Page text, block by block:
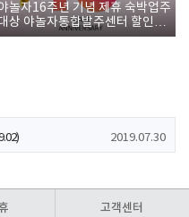
놀자16주년 기념 제휴 숙박업주
상 야놀자통합발주센터 할인쿠
증정
2019.07.30
고객센터